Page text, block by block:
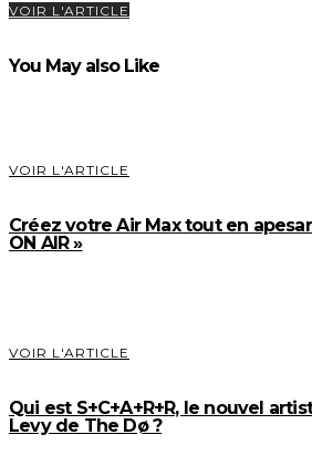
VOIR L'ARTICLE
You May also Like
VOIR L'ARTICLE
Créez votre Air Max tout en
ON AIR »
VOIR L'ARTICLE
Qui est S+C+A+R+R, le nouvel
Levy de The Dø ?